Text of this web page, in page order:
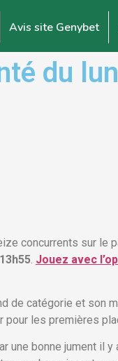
Avis site Genybet
du
concurrents sur le
13h55 Jouez avec
de catégorie et son
pour les premières
une bonne jument il y